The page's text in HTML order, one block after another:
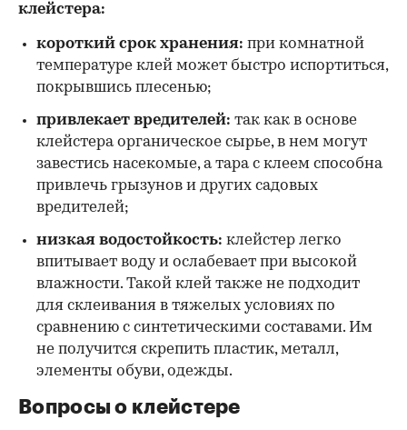
клейстера:
короткий срок хранения: при комнатной
температуре клей может быстро испортиться,
покрывшись плесенью;
привлекает вредителей: так как в основе
клейстера органическое сырье, в нем могут
завестись насекомые, а тара с клеем способна
привлечь грызунов и других садовых
вредителей;
низкая водостойкость: клейстер легко
впитывает воду и ослабевает при высокой
влажности. Такой клей также не подходит
для склеивания в тяжелых условиях по
сравнению с синтетическими составами. Им
не получится скрепить пластик, металл,
элементы обуви, одежды.
Вопросы о клейстере